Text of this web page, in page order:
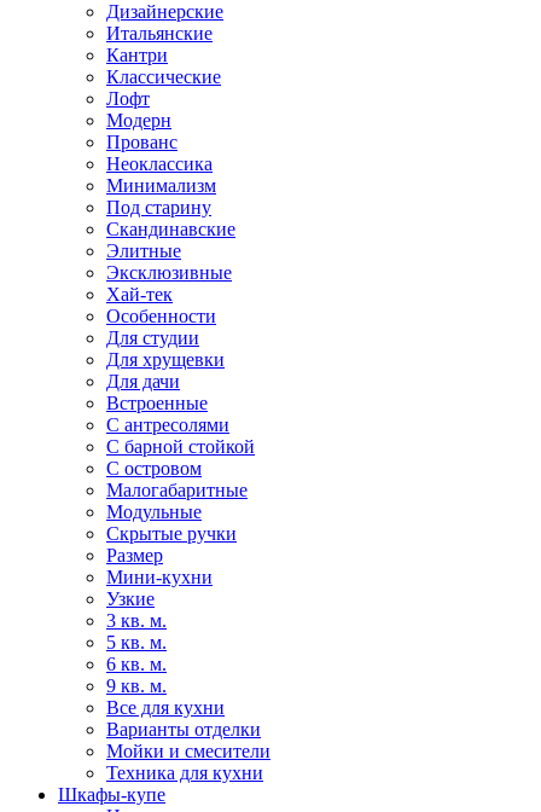
Дизайнерские
Итальянские
Кантри
Классические
Лофт
Модерн
Прованс
Неоклассика
Минимализм
Под старину
Скандинавские
Элитные
Эксклюзивные
Хай-тек
Особенности
Для студии
Для хрущевки
Для дачи
Встроенные
С антресолями
С барной стойкой
С островом
Малогабаритные
Модульные
Скрытые ручки
Размер
Мини-кухни
Узкие
3 кв. м.
5 кв. м.
6 кв. м.
9 кв. м.
Все для кухни
Варианты отделки
Мойки и смесители
Техника для кухни
Шкафы-купе